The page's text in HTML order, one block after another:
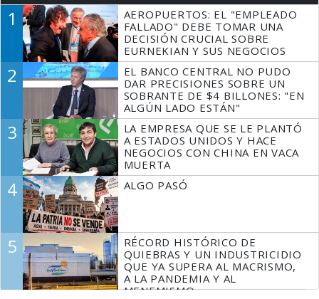
1
AEROPUERTOS: EL "EMPLEADO
FALLADO" DEBE TOMAR UNA
DECISIÓN CRUCIAL SOBRE
EURNEKIAN Y SUS NEGOCIOS
2
EL BANCO CENTRAL NO PUDO
DAR PRECISIONES SOBRE UN
SOBRANTE DE $4 BILLONES: "EN
ALGÚN LADO ESTÁN"
3
LA EMPRESA QUE SE LE PLANTÓ
A ESTADOS UNIDOS Y HACE
NEGOCIOS CON CHINA EN VACA
MUERTA
4 ALGO PASÓ
5
RÉCORD HISTÓRICO DE
QUIEBRAS Y UN INDUSTRICIDIO
QUE YA SUPERA AL MACRISMO,
A LA PANDEMIA Y AL
MENEMISMO